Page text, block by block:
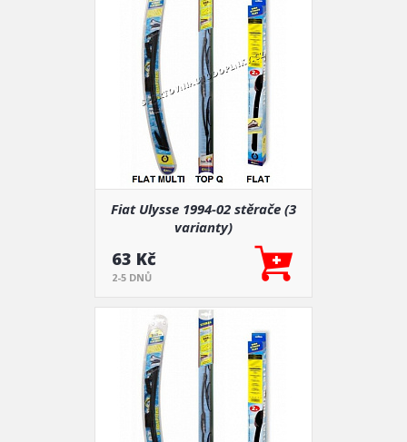
Fiat Ulysse 1994-02 stěrače (3
varianty)
63 Kč
2-5 DNŮ